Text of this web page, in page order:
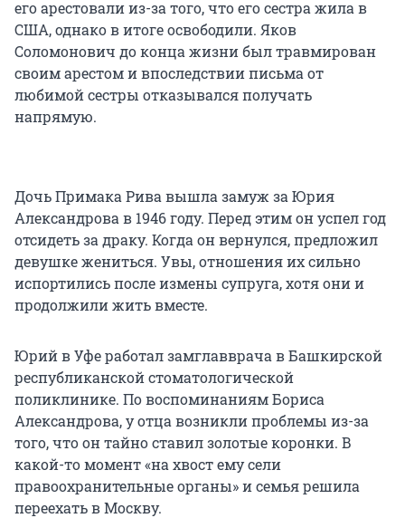
его арестовали из-за того, что его сестра жила в
США, однако в итоге освободили. Яков
Соломонович до конца жизни был травмирован
своим арестом и впоследствии письма от
любимой сестры отказывался получать
напрямую.
Дочь Примака Рива вышла замуж за Юрия
Александрова в 1946 году. Перед этим он успел год
отсидеть за драку. Когда он вернулся, предложил
девушке жениться. Увы, отношения их сильно
испортились после измены супруга, хотя они и
продолжили жить вместе.
Юрий в Уфе работал замглавврача в Башкирской
республиканской стоматологической
поликлинике. По воспоминаниям Бориса
Александрова, у отца возникли проблемы из-за
того, что он тайно ставил золотые коронки. В
какой-то момент «на хвост ему сели
правоохранительные органы» и семья решила
переехать в Москву.